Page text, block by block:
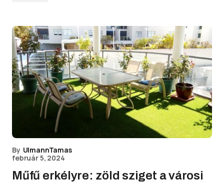
By UlmannTamas
február 5, 2024
Műfű erkélyre: zöld sziget a városi